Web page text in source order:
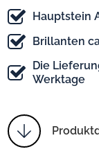
Hauptstein
Brillanten
Die
Werktage